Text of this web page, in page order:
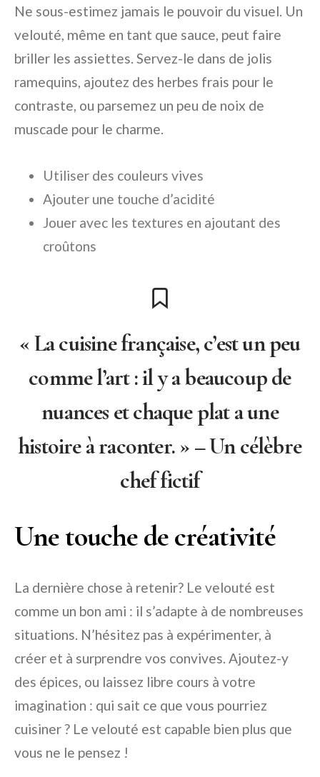
Ne sous-estimez jamais le pouvoir du visuel. Un
velouté, même en tant que sauce, peut faire
briller les assiettes. Servez-le dans de jolis
ramequins, ajoutez des herbes frais pour le
contraste, ou parsemez un peu de noix de
muscade pour le charme.
Utiliser des couleurs vives
Ajouter une touche d’acidité
Jouer avec les textures en ajoutant des
croûtons
« La cuisine française, c’est un peu
comme l’art : il y a beaucoup de
nuances et chaque plat a une
histoire à raconter. » – Un célèbre
chef fictif
Une touche de créativité
La dernière chose à retenir? Le velouté est
comme un bon ami : il s’adapte à de nombreuses
situations. N’hésitez pas à expérimenter, à
créer et à surprendre vos convives. Ajoutez-y
des épices, ou laissez libre cours à votre
imagination : qui sait ce que vous pourriez
cuisiner ? Le velouté est capable bien plus que
vous ne le pensez !